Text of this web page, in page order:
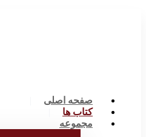
صفحه اصلی
کتاب ها
مجموعه